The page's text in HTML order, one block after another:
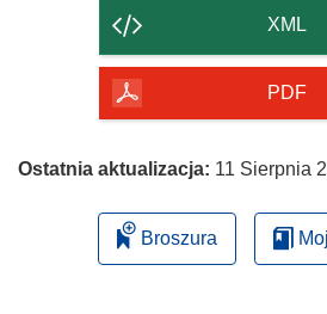
strony
XML
PDF
Ostatnia aktualizacja: 11 Sierpnia
Broszura